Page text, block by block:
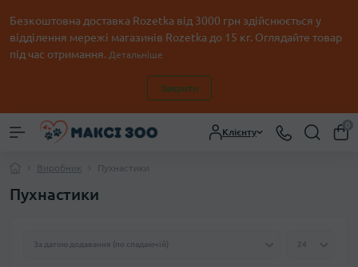
Безкоштовна доставка Rozetka від 3000 грн здійснюється у
відділення мережі магазинів Rozetka до 15 кг. Оглядайте товар
під час отримання. Детальніше
Закрити
Клієнту
0
Виробник Пухнастики
Пухнастики